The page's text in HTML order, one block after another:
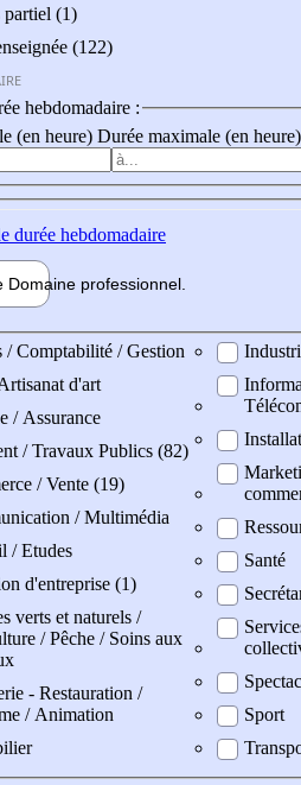
partiel (1)
(122)
hebdomadaire :
(en heure) Durée maximale (en heure)
durée hebdomadaire
Domaine professionnel
/ Comptabilité / Gestion
d'art
/ Assurance
/ Travaux Publics (82)
/ Vente (19)
/ Multimédia
/ Etudes
d'entreprise (1)
verts et naturels /
/ Pêche / Soins aux
- Restauration /
/ Animation
Santé
Sport